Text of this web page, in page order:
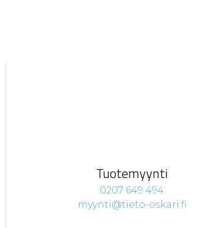
Tuotemyynti
0207 649 494
myynti@tieto-oskari.fi